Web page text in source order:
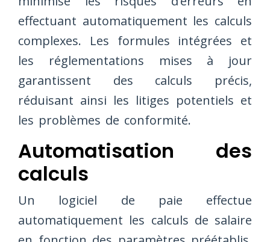
effectuant automatiquement les calculs
complexes. Les formules intégrées et
les réglementations mises à jour
garantissent des calculs précis,
réduisant ainsi les litiges potentiels et
les problèmes de conformité.
Automatisation des
calculs
Un logiciel de paie effectue
automatiquement les calculs de salaire